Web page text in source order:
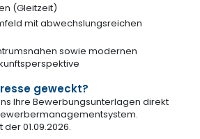
(Gleitzeit)
mit abwechslungsreichen
sowie modernen
geweckt?
Ihre Bewerbungsunterlagen direkt
01.09.2026.